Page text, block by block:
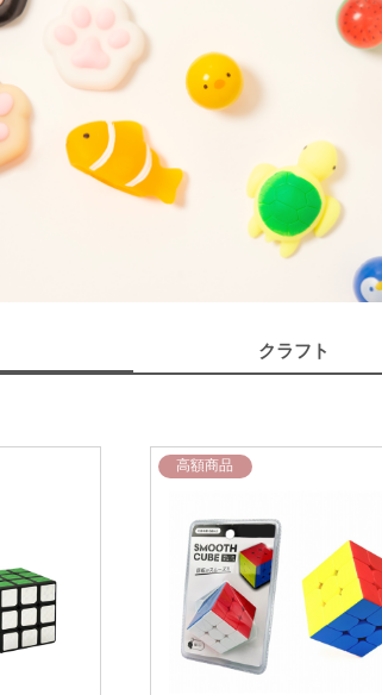
クラフト
高額商品